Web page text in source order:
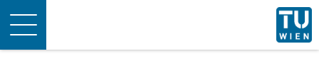
Toggle
navigation